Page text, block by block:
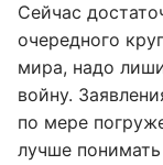
Сейчас
очередного
мира, надо
войну.
по мере
лучше